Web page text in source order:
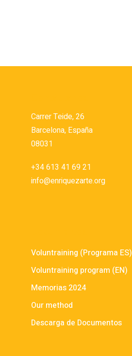
Carrer Teide, 26
Barcelona, España
08031
+34 613 41 69 21
info@enriquezarte.org
Voluntraining (Programa ES)
Voluntraining program (EN)
Memorias 2024
Our method
Descarga de Documentos